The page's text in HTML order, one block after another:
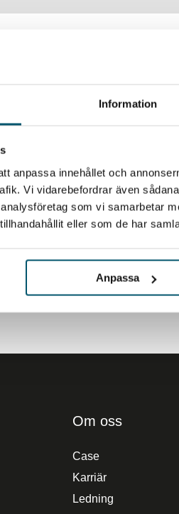
Information
anpassa innehållet och
Vi vidarebefordrar även
som vi samarbetar
eller som de har
Anpassa
HOTBILDEN
och råd
säkerhetsarbete
Om oss
Case
Karriär
Ledning